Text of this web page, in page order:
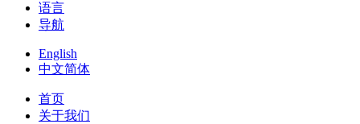
语言
导航
English
中文简体
首页
关于我们